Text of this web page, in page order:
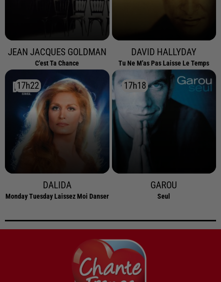
JEAN JACQUES GOLDMAN
C'est Ta Chance
DAVID HALLYDAY
Tu Ne M'as Pas Laisse Le Temps
17h22
17h22
DALIDA
Monday Tuesday Laissez Moi Danser
17h18
17h18
GAROU
Seul